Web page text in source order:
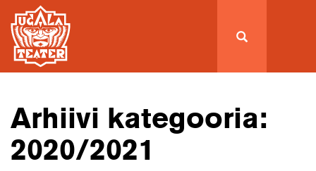
Arhiivi kategooria:
2020/2021